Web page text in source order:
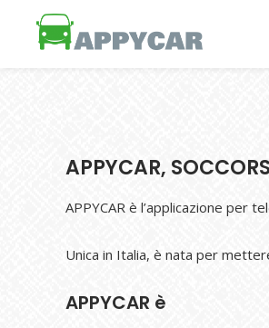
APPYCAR,
APPYCAR è l’applicazione per
Unica in Italia, è nata per
APPYCAR è